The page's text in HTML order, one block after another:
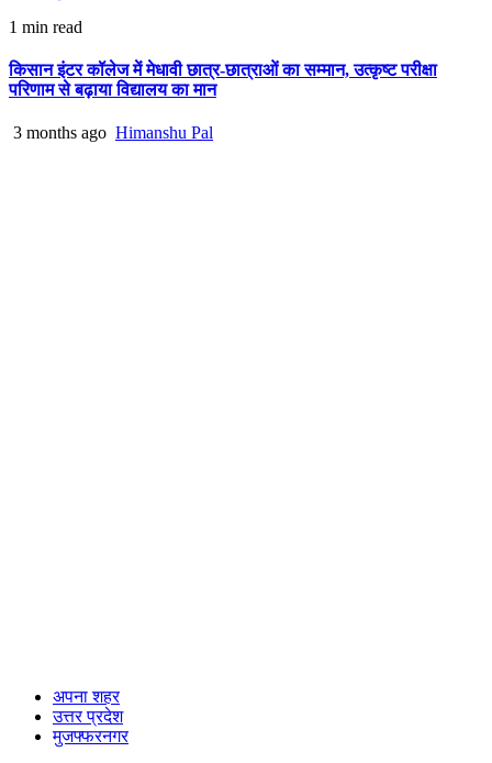
1 min read
किसान इंटर कॉलेज में मेधावी छात्र-छात्राओं का सम्मान, उत्कृष्ट परीक्षा
परिणाम से बढ़ाया विद्यालय का मान
3 months ago Himanshu Pal
अपना शहर
उत्तर प्रदेश
मुजफ्फरनगर